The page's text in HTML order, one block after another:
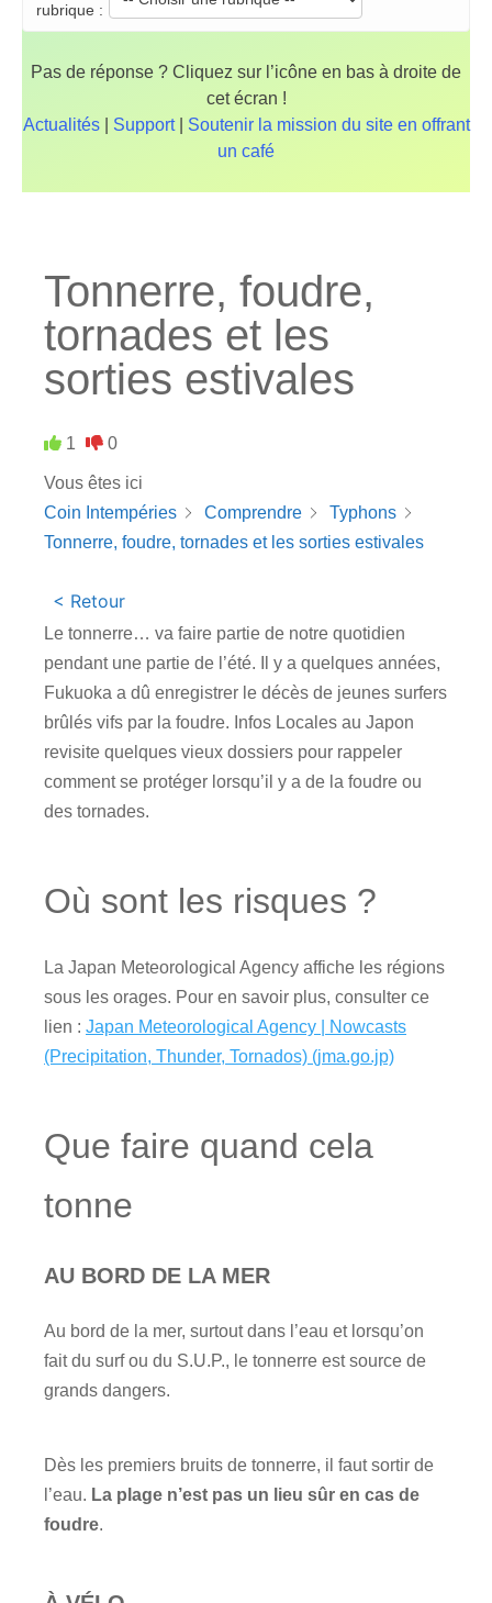
rubrique :
Pas de réponse ? Cliquez sur l’icône en bas à droite de
cet écran !
Actualités| Support| Soutenir la mission du site en offrant
un café
Tonnerre, foudre,
tornades et les
sorties estivales
1 0
Vous êtes ici
Coin Intempéries
Comprendre
Typhons
Tonnerre, foudre, tornades et les sorties estivales
< Retour
Le tonnerre… va faire partie de notre quotidien
pendant une partie de l’été. Il y a quelques années,
Fukuoka a dû enregistrer le décès de jeunes surfers
brûlés vifs par la foudre. Infos Locales au Japon
revisite quelques vieux dossiers pour rappeler
comment se protéger lorsqu’il y a de la foudre ou
des tornades.
Où sont les risques ?
La Japan Meteorological Agency affiche les régions
sous les orages. Pour en savoir plus, consulter ce
lien : Japan Meteorological Agency | Nowcasts
(Precipitation, Thunder, Tornados) (jma.go.jp)
Que faire quand cela
tonne
AU BORD DE LA MER
Au bord de la mer, surtout dans l’eau et lorsqu’on
fait du surf ou du S.U.P., le tonnerre est source de
grands dangers.
Dès les premiers bruits de tonnerre, il faut sortir de
l’eau. La plage n’est pas un lieu sûr en cas de
foudre.